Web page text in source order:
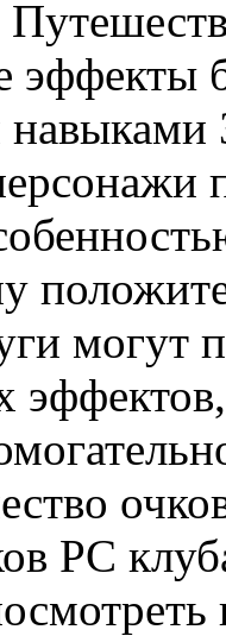
эффекты
могут
РС